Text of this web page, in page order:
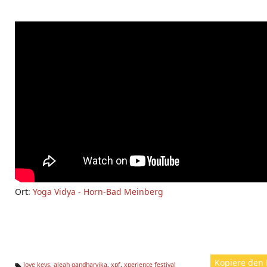
Ort: Yoga Vidya - Horn-Bad Meinberg
Kopiere den
love keys, aleah gandharvika, xpf, xperience festival